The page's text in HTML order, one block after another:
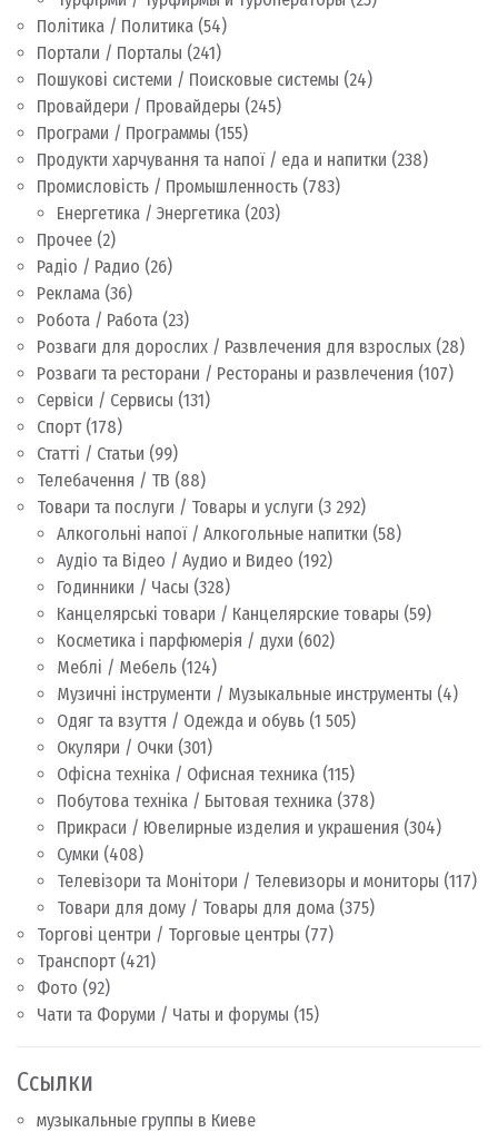
Політика / Политика (54)
Портали / Порталы (241)
Пошукові системи / Поисковые системы (24)
Провайдери / Провайдеры (245)
Програми / Программы (155)
Продукти харчування та напої / еда и напитки (238)
Промисловість / Промышленность (783)
Енергетика / Энергетика (203)
Прочее (2)
Радіо / Радио (26)
Реклама (36)
Робота / Работа (23)
Розваги для дорослих / Развлечения для взрослых (28)
Розваги та ресторани / Рестораны и развлечения (107)
Сервіси / Сервисы (131)
Спорт (178)
Статті / Статьи (99)
Телебачення / ТВ (88)
Товари та послуги / Товары и услуги (3 292)
Алкогольні напої / Алкогольные напитки (58)
Аудіо та Відео / Аудио и Видео (192)
Годинники / Часы (328)
Канцелярські товари / Канцелярские товары (59)
Косметика і парфюмерія / духи (602)
Меблі / Мебель (124)
Музичні інструменти / Музыкальные инструменты (4)
Одяг та взуття / Одежда и обувь (1 505)
Окуляри / Очки (301)
Офісна техніка / Офисная техника (115)
Побутова техніка / Бытовая техника (378)
Прикраси / Ювелирные изделия и украшения (304)
Сумки (408)
Телевізори та Монітори / Телевизоры и мониторы (117)
Товари для дому / Товары для дома (375)
Торгові центри / Торговые центры (77)
Транспорт (421)
Фото (92)
Чати та Форуми / Чаты и форумы (15)
Ссылки
музыкальные группы в Киеве